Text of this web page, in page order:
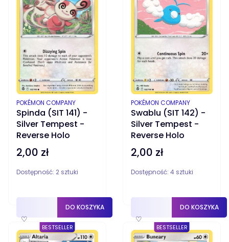
Spinda (SIT 141) -
Silver Tempest -
Reverse Holo
PRODUCENT
POKÉMON COMPANY
Cena
2,00 zł
Dostępność: 2 sztuki
♡
DO KOSZYKA
Swablu (SIT 142) -
Silver Tempest -
Reverse Holo
PRODUCENT
POKÉMON COMPANY
Cena
2,00 zł
Dostępność: 4 sztuki
♡
DO KOSZYKA
BESTSELLER BESTSELLER